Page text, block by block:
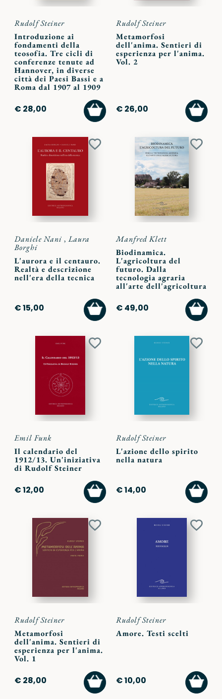
Rudolf Steiner
Introduzione ai
fondamenti della
teosofia. Tre cicli di
conferenze tenute ad
Hannover, in diverse
città dei Paesi Bassi e a
Roma dal 1907 al 1909
€ 28,00
AGGIUNGI
AL
CARRELLO
Rudolf Steiner
Metamorfosi
dell'anima. Sentieri di
esperienza per l'anima.
Vol. 2
€ 26,00
AL
Aggiungi
Daniele Nani , Laura
Borghi
L'aurora e il centauro.
Realtà e descrizione
nell'era della tecnica
€ 15,00
AGGIUNGI
AL
CARRELLO
Manfred Klett
Biodinamica.
L'agricoltura del
futuro. Dalla
tecnologia agraria
all'arte dell'agricoltura
€ 49,00
AL
Aggiungi
Emil Funk
Il calendario del
1912/13. Un'iniziativa
di Rudolf Steiner
€ 12,00
AGGIUNGI
AL
CARRELLO
Rudolf Steiner
L'azione dello spirito
nella natura
€ 14,00
AL
Aggiungi
Rudolf Steiner
Metamorfosi
dell'anima. Sentieri di
esperienza per l'anima.
Vol. 1
€ 28,00
AGGIUNGI
AL
CARRELLO
Rudolf Steiner
Amore. Testi scelti
€ 10,00
AL